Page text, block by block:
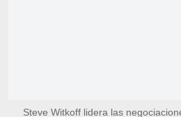
Steve Witkoff lidera las